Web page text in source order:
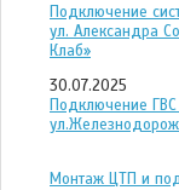
Подключение
ул. Александра
Клаб»
30.07.2025
Подключение
Монтаж ЦТП и